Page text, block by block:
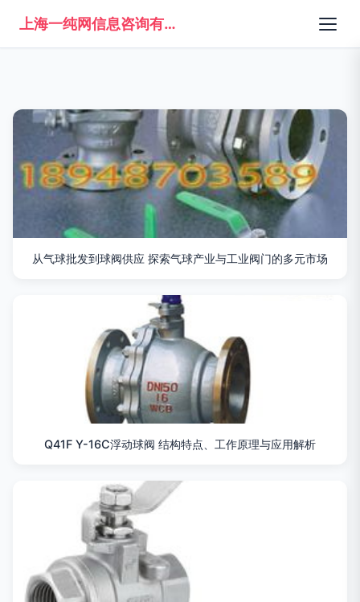
上海一纯网信息咨询有限公司
从气球批发到球阀供应 探索气球产业与工业阀门的多元市场
Q41F Y-16C浮动球阀 结构特点、工作原理与应用解析